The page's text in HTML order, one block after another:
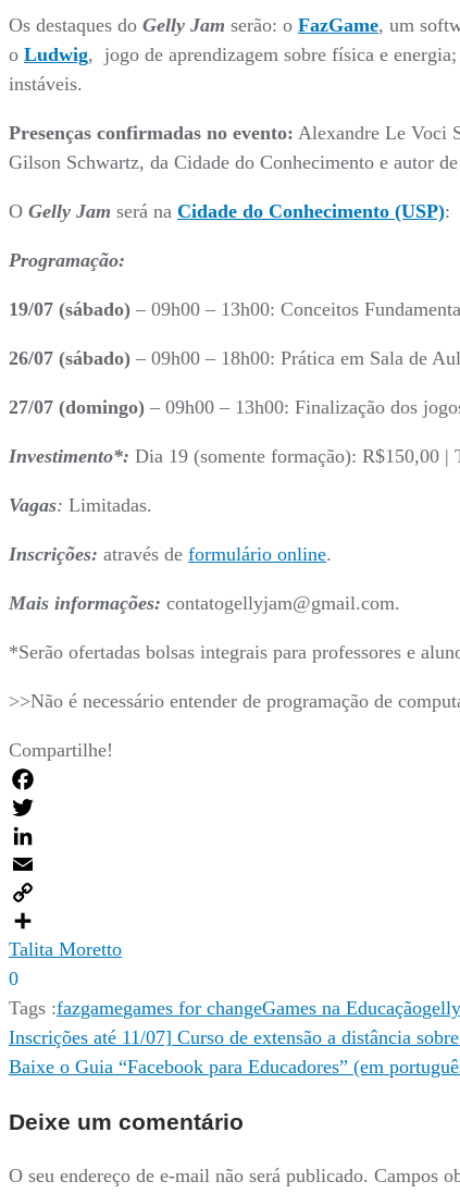
Os destaques do Gelly Jam serão: o FazGame, um
o Ludwig, jogo de aprendizagem sobre física e
instáveis.
Presenças confirmadas no evento: Alexandre Le Voci
Gilson Schwartz, da Cidade do Conhecimento e autor
O Gelly Jam será na Cidade do Conhecimento (USP):
Programação:
19/07 (sábado) – 09h00 – 13h00: Conceitos
26/07 (sábado) – 09h00 – 18h00: Prática em Sala de
27/07 (domingo) – 09h00 – 13h00: Finalização dos
Investimento*: Dia 19 (somente formação): R$150,00 |
Vagas: Limitadas.
Inscrições: através de formulário online.
Mais informações: contatogellyjam@gmail.com.
*Serão ofertadas bolsas integrais para professores e
>>Não é necessário entender de programação de
Compartilhe!
Facebook
Twitter
LinkedIn
Email
Copy
Link
Compartilhar
Talita Moretto
0
Tags :fazgamegames for changeGames na Educação
Navegação
de
Post
Inscrições até 11/07] Curso de extensão a distância
Baixe o Guia “Facebook para Educadores” (em
Deixe um comentário
O seu endereço de e-mail não será publicado. Campos